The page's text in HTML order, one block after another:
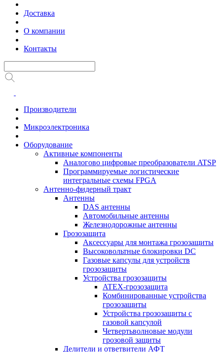
Доставка
О компании
Контакты
Производители
Микроэлектроника
Оборудование
Активные компоненты
Аналогово цифровые преобразователи ATSP
Программируемые логистические
интегральные схемы FPGA
Антенно-фидерный тракт
Антенны
DAS антенны
Автомобильные антенны
Железнодорожные антенны
Грозозащита
Аксессуары для монтажа грозозащиты
Высоковольтные блокировки DC
Газовые капсулы для устройств
грозозащиты
Устройства грозозащиты
ATEX-грозозащита
Комбинированные устройства
грозозащиты
Устройства грозозащиты с
газовой капсулой
Четвертьволновые модули
грозовой защиты
Делители и ответвители АФТ